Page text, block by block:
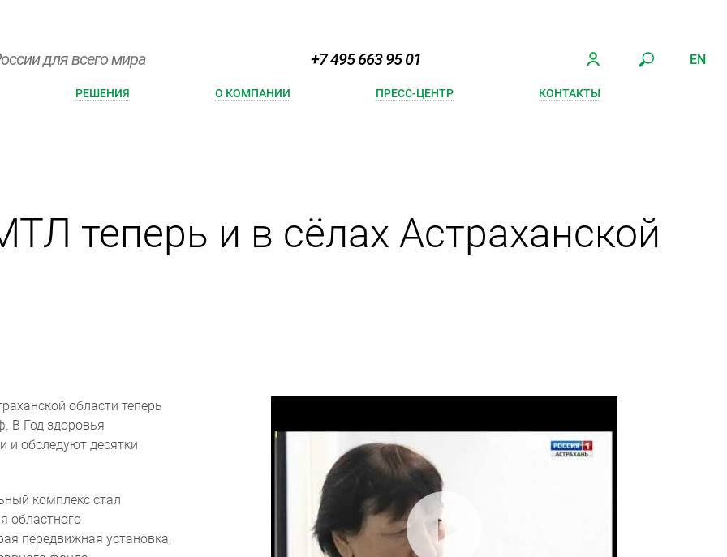
для всего мира +7 495 663 95 01 EN
РЕШЕНИЯ О КОМПАНИИ ПРЕСС-ЦЕНТР КОНТАКТЫ
теперь и в сёлах Астраханской
области теперь
В Год здоровья
и обследуют десятки
комплекс стал
областного
передвижная установка,